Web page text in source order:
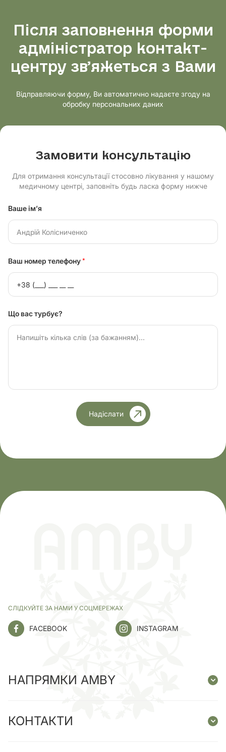
Після заповнення форми
адміністратор контакт-
центру звʼяжеться з Вами
Відправляючи форму, Ви автоматично надаєте згоду на
обробку персональних даних
Замовити консультацію
Для отримання консультації стосовно лікування у нашому
медичному центрі, заповніть будь ласка форму нижче
Ваше ім’я
Ваш номер телефону *
Що вас турбує?
Надіслати
СЛІДКУЙТЕ ЗА НАМИ У СОЦМЕРЕЖАХ
FACEBOOK INSTAGRAM
НАПРЯМКИ AMBY
КОНТАКТИ